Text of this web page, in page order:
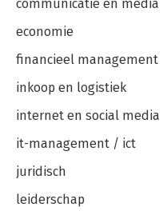
communicatie en media
economie
financieel management
inkoop en logistiek
internet en social media
it-management / ict
juridisch
leiderschap